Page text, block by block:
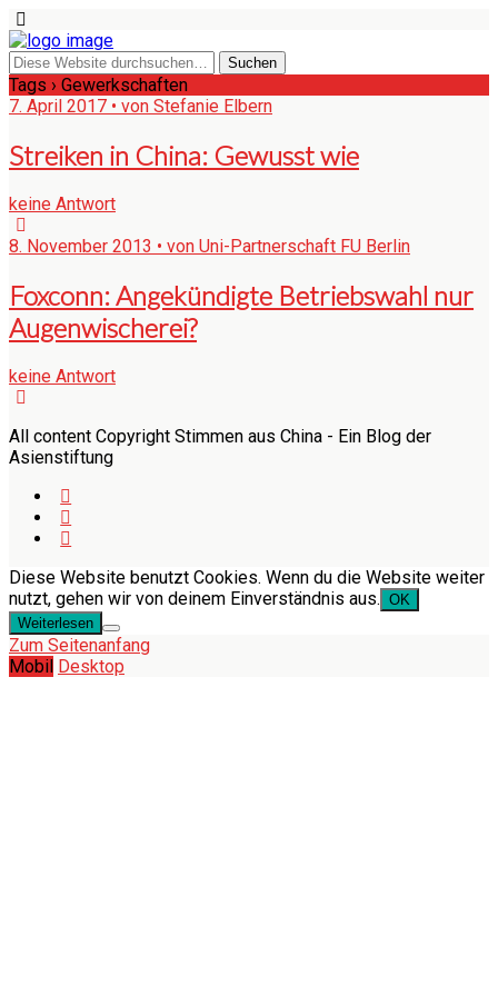
Tags › Gewerkschaften
7. April 2017 • von Stefanie Elbern
Streiken in China: Gewusst wie
keine Antwort
8. November 2013 • von Uni-Partnerschaft FU Berlin
Foxconn: Angekündigte Betriebswahl nur
Augenwischerei?
keine Antwort
All content Copyright Stimmen aus China - Ein Blog der
Asienstiftung
Diese Website benutzt Cookies. Wenn du die Website weiter
nutzt, gehen wir von deinem Einverständnis aus. OK
Weiterlesen
Zum Seitenanfang
Mobil Desktop